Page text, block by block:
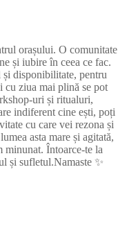
orașului. O comunitate
și iubire în ceea ce fac.
și disponibilitate, pentru
cu ziua mai plină se pot
uri și ritualuri,
indiferent cine ești, poți
cu care vei rezona și
asta mare și agitată,
minunat. Întoarce-te la
și sufletul.Namaste ✨